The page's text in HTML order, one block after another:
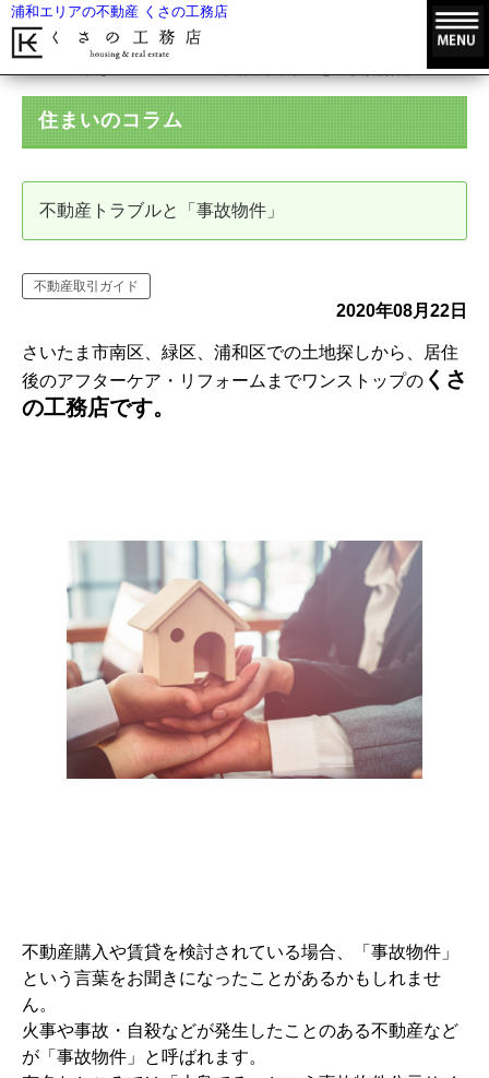
浦和エリアの不動産 くさの工務店
住まいのコラム
不動産トラブルと「事故物件」
不動産取引ガイド
2020年08月22日
さいたま市南区、緑区、浦和区での土地探しから、居住
後のアフターケア・リフォームまでワンストップの くさ
の工務店です。
不動産購入や賃貸を検討されている場合、「事故物件」
という言葉をお聞きになったことがあるかもしれませ
ん。
火事や事故・自殺などが発生したことのある不動産など
が「事故物件」と呼ばれます。